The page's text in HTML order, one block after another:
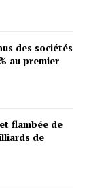
des sociétés
au premier
flambée de
de